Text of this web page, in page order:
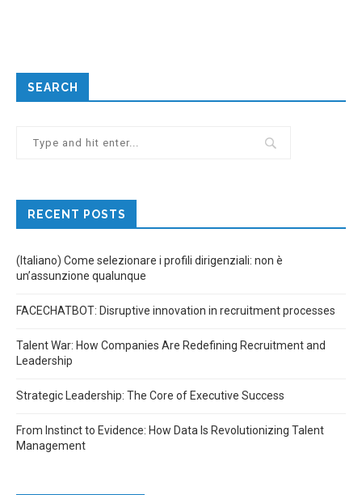
SEARCH
RECENT POSTS
(Italiano) Come selezionare i profili dirigenziali: non è
un’assunzione qualunque
FACECHATBOT: Disruptive innovation in recruitment processes
Talent War: How Companies Are Redefining Recruitment and
Leadership
Strategic Leadership: The Core of Executive Success
From Instinct to Evidence: How Data Is Revolutionizing Talent
Management